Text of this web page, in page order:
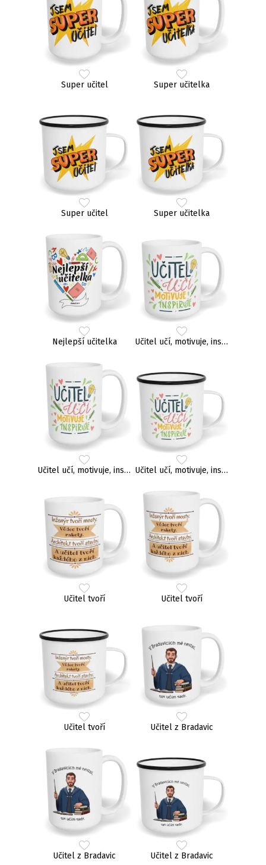
Super učitel Super učitelka
Super učitel Super učitelka
Nejlepší učitelka Učitel učí, motivuje, inspiruje
Učitel učí, motivuje, inspiruje Učitel učí, motivuje, inspiruje
Učitel tvoří Učitel tvoří
Učitel tvoří Učitel z Bradavic
Učitel z Bradavic Učitel z Bradavic